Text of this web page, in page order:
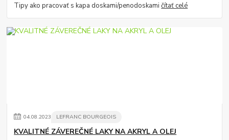
Tipy ako pracovať s kapa doskami/penodoskamičítať celé
04.08.2023 LEFRANC BOURGEOIS
KVALITNÉ ZÁVEREČNÉ LAKY NA AKRYL A OLEJ